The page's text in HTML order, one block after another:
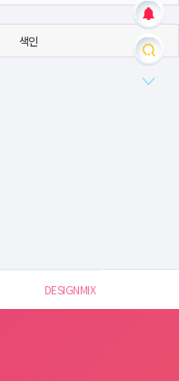
색인
DESIGNMIX